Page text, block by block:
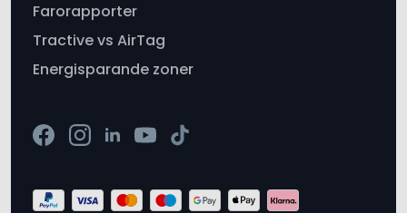
Farorapporter
Tractive vs AirTag
Energisparande zoner